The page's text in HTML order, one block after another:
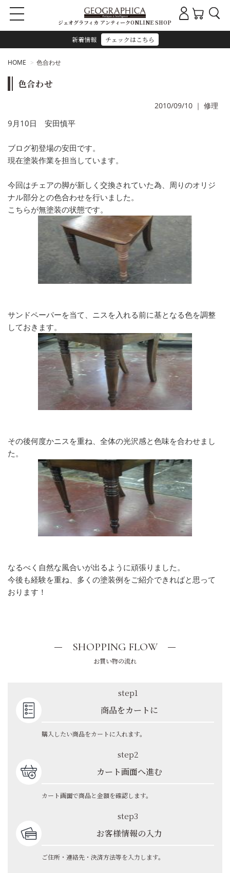
新着情報 チェックはこちら
ジェオグラフィカ アンティークONLINE SHOP
HOME 色合わせ
色合わせ
2010/09/10 ｜ 修理
9月10日 安田慎平
ブログ初登場の安田です。
現在塗装作業を担当しています。
今回はチェアの脚が新しく交換されていた為、周りのオリジ
ナル部分との色合わせを行いました。
こちらが無塗装の状態です。
サンドペーパーを当て、ニスを入れる前に基となる色を調整
しておきます。
その後何度かニスを重ね、全体の光沢感と色味を合わせまし
た。
なるべく自然な風合いが出るように頑張りました。
今後も経験を重ね、多くの塗装例をご紹介できればと思って
おります！
SHOPPING FLOW
お買い物の流れ
step1
商品をカートに
購入したい商品をカートに入れます。
step2
カート画面へ進む
カート画面で商品と金額を確認します。
step3
お客様情報の入力
ご住所・連絡先・決済方法等を入力します。